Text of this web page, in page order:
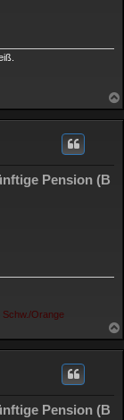
Pension (B
Orange
Pension (B